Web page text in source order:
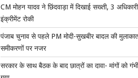
CM मोहन यादव ने छिंदवाड़ा में दिखाई सख्ती, 3
इंक्रीमेंट रोकी
पंजाब चुनाव से पहले PM मोदी-सुखबीर बादल की
समीकरणों पर नजर
सरकार के साथ बैठक के बाद छात्रों का दावा- मांगों को